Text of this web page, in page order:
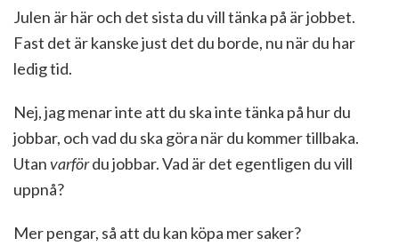
Julen är här och det sista du vill tänka på är jobbet.
Fast det är kanske just det du borde, nu när du har
ledig tid.
Nej, jag menar inte att du ska inte tänka på hur du
jobbar, och vad du ska göra när du kommer tillbaka.
Utanvarfördu jobbar. Vad är det egentligen du vill
uppnå?
Mer pengar, så att du kan köpa mer saker?